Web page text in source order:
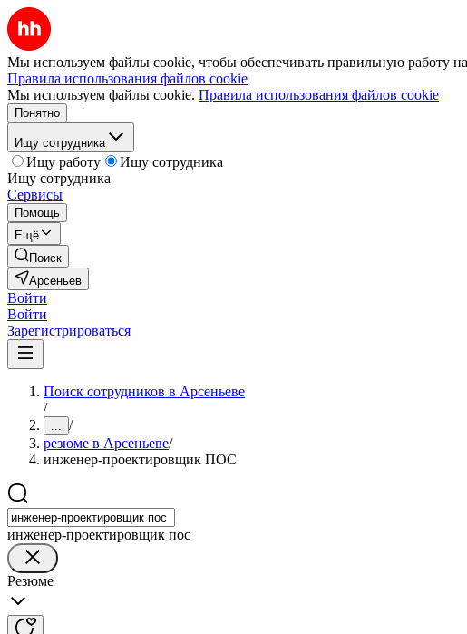
Мы используем файлы cookie, чтобы обеспечивать правильную работу
Правила использования файлов cookie
Мы используем файлы cookie. Правила использования файлов cookie
Понятно
Ищу сотрудника
Ищу работу
Ищу сотрудника
Ищу сотрудника
Сервисы
Помощь
Ещё
Поиск
Арсеньев
Войти
Войти
Зарегистрироваться
Поиск сотрудников в Арсеньеве
/
... /
резюме в Арсеньеве/
инженер-проектировщик ПОС
инженер-проектировщик пос
Резюме